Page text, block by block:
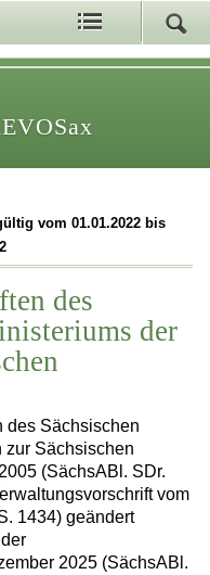
vom 01.01.2022 bis
des
der
des Sächsischen
zur Sächsischen
(SächsABl. SDr.
vom
1434) geändert
2025 (SächsABl.